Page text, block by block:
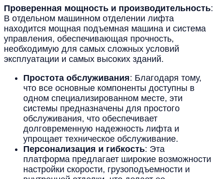
Проверенная мощность и производительность:
В отдельном машинном отделении лифта
находится мощная подъемная машина и система
управления, обеспечивающая прочность,
необходимую для самых сложных условий
эксплуатации и самых высоких зданий.
Простота обслуживания: Благодаря тому,
что все основные компоненты доступны в
одном специализированном месте, эти
системы предназначены для простого
обслуживания, что обеспечивает
долговременную надежность лифта и
упрощает техническое обслуживание.
Персонализация и гибкость: Эта
платформа предлагает широкие возможности
настройки скорости, грузоподъемности и